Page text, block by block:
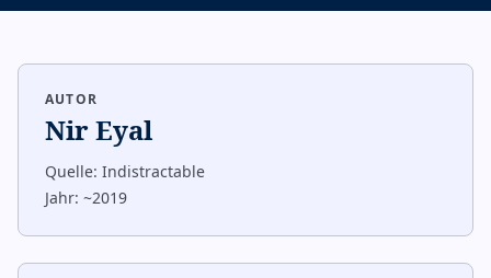
AUTOR
Nir Eyal
Quelle: Indistractable
Jahr: ~2019